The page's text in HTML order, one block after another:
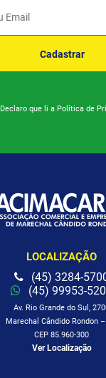
Cadastrar
Declaro que li a Política de
LOCALIZAÇÃO
(45) 3284-
(45) 99953-
Av. Rio Grande do Sul,
Marechal Cândido Rondon –
CEP 85.960-300
Ver Localização